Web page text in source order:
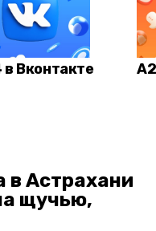
Вконтакте
в Астрахани
щучью,